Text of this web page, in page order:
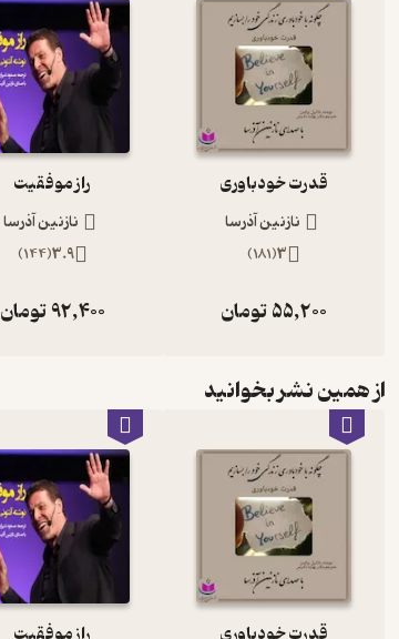
قدرت خودباوری
نازنین آذرسا
3
(
181
)
55,200تومان
راز موفقیت
نازنین آذرسا
3.9
(
144
)
92,400تومان
از همین نشر بخوانید